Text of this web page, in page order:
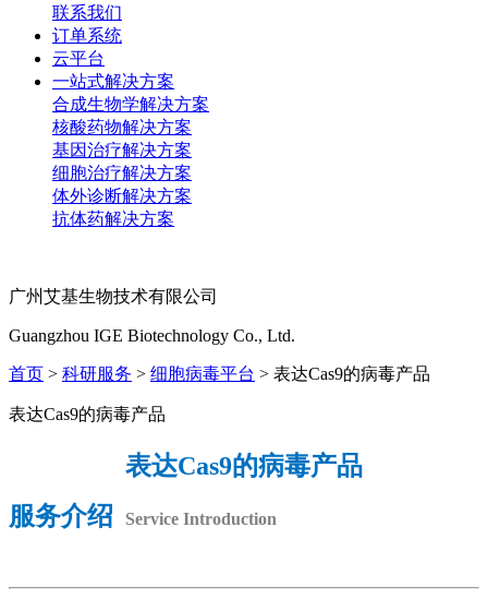
联系我们
订单系统
云平台
一站式解决方案
合成生物学解决方案
核酸药物解决方案
基因治疗解决方案
细胞治疗解决方案
体外诊断解决方案
抗体药解决方案
广州艾基生物技术有限公司
Guangzhou IGE Biotechnology Co., Ltd.
首页 > 科研服务 > 细胞病毒平台 > 表达Cas9的病毒产品
表达Cas9的病毒产品
表达Cas9的病毒产品
服务介绍
Service Introduction